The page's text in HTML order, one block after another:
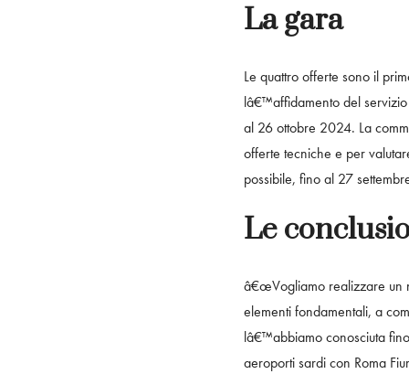
La gara
Le quattro offerte sono il
lâ€™affidamento del
al 26 ottobre 2024. La
offerte tecniche e per
possibile, fino al 27
Le
â€œVogliamo realizzare un
elementi fondamentali, a
lâ€™abbiamo conosciuta
aeroporti sardi con Roma